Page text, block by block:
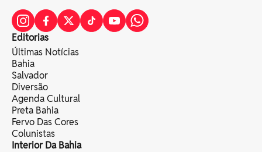
Editorias
Últimas Notícias
Bahia
Salvador
Diversão
Agenda Cultural
Preta Bahia
Fervo Das Cores
Colunistas
Interior Da Bahia